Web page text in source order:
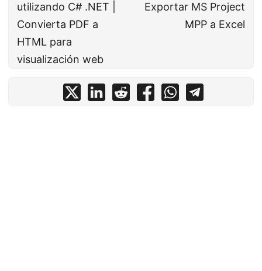
utilizando C# .NET |
Convierta PDF a
HTML para
visualización web
Exportar MS Project
MPP a Excel